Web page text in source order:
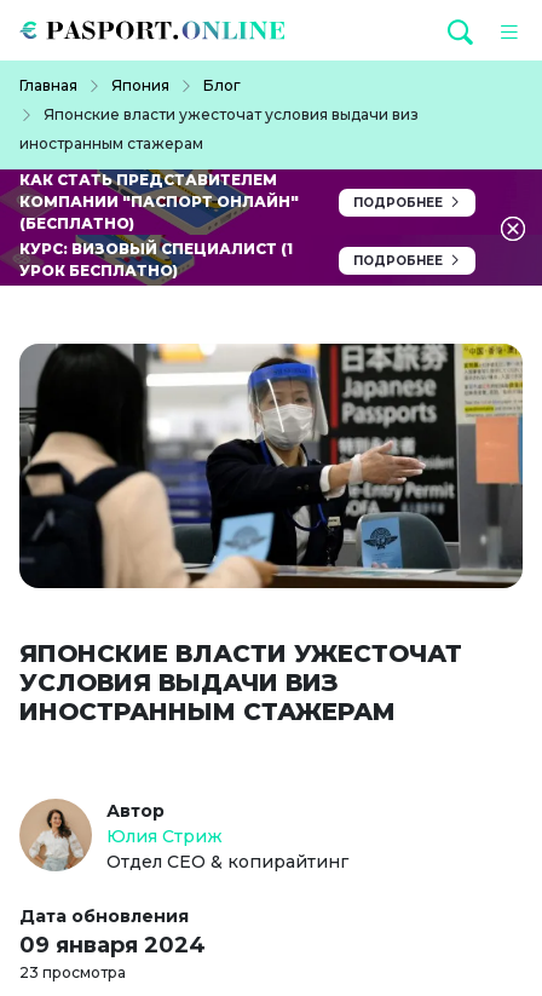
Главная Япония
Блог
Японские власти ужесточат условия выдачи виз
иностранным стажерам
КАК СТАТЬ ПРЕДСТАВИТЕЛЕМ
КОМПАНИИ "ПАСПОРТ ОНЛАЙН"
(БЕСПЛАТНО)
ПОДРОБНЕЕ
КУРС: ВИЗОВЫЙ СПЕЦИАЛИСТ (1
УРОК БЕСПЛАТНО)
ПОДРОБНЕЕ
ЯПОНСКИЕ ВЛАСТИ УЖЕСТОЧАТ
УСЛОВИЯ ВЫДАЧИ ВИЗ
ИНОСТРАННЫМ СТАЖЕРАМ
Автор
Юлия Стриж
Отдел СЕО & копирайтинг
Дата обновления
09 января 2024
23 просмотра